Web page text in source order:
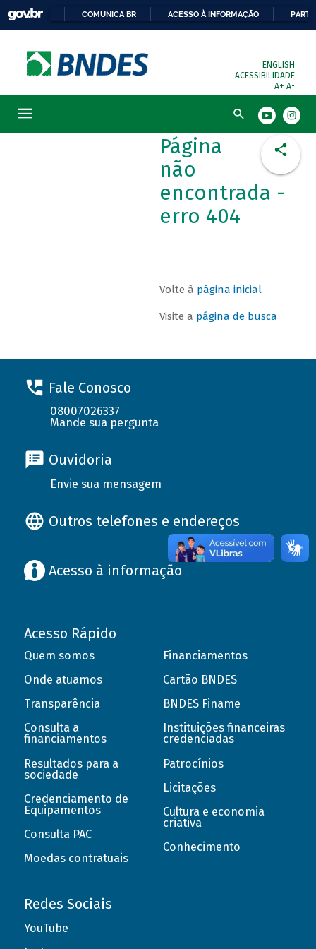
COMUNICA BR ACESSO À INFORMAÇÃO
ENGLISH
ACESSIBILIDADE
A+ A-
Busca
Página
não
encontrada -
erro 404
Volte à página inicial
Visite a página de busca
Fale Conosco
08007026337
Mande sua pergunta
Ouvidoria
Envie sua mensagem
Outros telefones e endereços
Acesso à informação
Acesso Rápido
Quem somos
Onde atuamos
Transparência
Consulta a
financiamentos
Resultados para a
sociedade
Credenciamento de
Equipamentos
Consulta PAC
Moedas contratuais
Financiamentos
Cartão BNDES
BNDES Finame
Instituições financeiras
credenciadas
Patrocínios
Licitações
Cultura e economia
criativa
Conhecimento
Redes Sociais
YouTube